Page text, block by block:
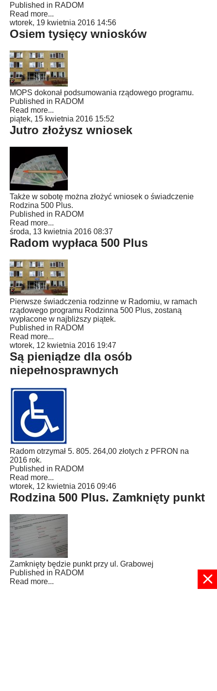
Published in RADOM
Read more...
wtorek, 19 kwietnia 2016 14:56
Osiem tysięcy wniosków
MOPS dokonał podsumowania rządowego programu.
Published in RADOM
Read more...
piątek, 15 kwietnia 2016 15:52
Jutro złożysz wniosek
Także w sobotę można złożyć wniosek o świadczenie
Rodzina 500 Plus.
Published in RADOM
Read more...
środa, 13 kwietnia 2016 08:37
Radom wypłaca 500 Plus
Pierwsze świadczenia rodzinne w Radomiu, w ramach
rządowego programu Rodzinna 500 Plus, zostaną
wypłacone w najbliższy piątek.
Published in RADOM
Read more...
wtorek, 12 kwietnia 2016 19:47
Są pieniądze dla osób
niepełnosprawnych
Radom otrzymał 5. 805. 264,00 złotych z PFRON na
2016 rok.
Published in RADOM
Read more...
wtorek, 12 kwietnia 2016 09:46
Rodzina 500 Plus. Zamknięty punkt
Zamknięty będzie punkt przy ul. Grabowej
Published in RADOM
Read more...